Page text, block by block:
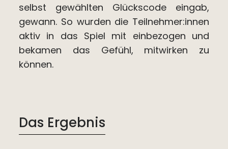
selbst gewählten Glückscode eingab,
gewann. So wurden die Teilnehmer:innen
aktiv in das Spiel mit einbezogen und
bekamen das Gefühl, mitwirken zu
können.
Das Ergebnis